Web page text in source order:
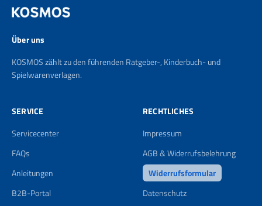
Über uns
KOSMOS zählt zu den führenden Ratgeber-, Kinderbuch- und
Spielwarenverlagen.
SERVICE
Servicecenter
FAQs
Anleitungen
B2B-Portal
RECHTLICHES
Impressum
AGB & Widerrufsbelehrung
Widerrufsformular
Datenschutz